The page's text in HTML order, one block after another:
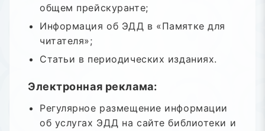
общем прейскуранте;
Информация об ЭДД в «Памятке для
читателя»;
Статьи в периодических изданиях.
Электронная реклама:
Регулярное размещение информации
об услугах ЭДД на сайте библиотеки и